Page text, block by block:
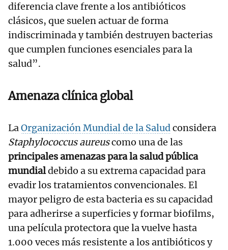
diferencia clave frente a los antibióticos
clásicos, que suelen actuar de forma
indiscriminada y también destruyen bacterias
que cumplen funciones esenciales para la
salud”.
Amenaza clínica global
LaOrganización Mundial de la Saludconsidera
Staphylococcus aureuscomo una de las
principales amenazas para la salud pública
mundialdebido a su extrema capacidad para
evadir los tratamientos convencionales. El
mayor peligro de esta bacteria es su capacidad
para adherirse a superficies y formar biofilms,
una película protectora que la vuelve hasta
1.000 veces más resistente a los antibióticos y